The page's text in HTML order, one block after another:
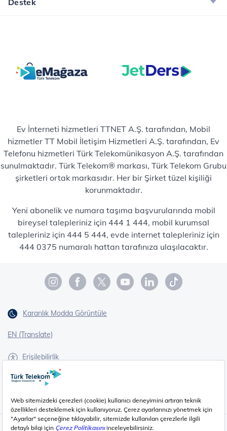
Ev İnterneti hizmetleri TTNET A.Ş. tarafından, Mobil
hizmetler TT Mobil İletişim Hizmetleri A.Ş. tarafından, Ev
Telefonu hizmetleri Türk Telekomünikasyon A.Ş. tarafından
sunulmaktadır. Türk Telekom® markası, Türk Telekom Grubu
şirketleri ortak markasıdır. Her bir Şirket tüzel kişiliği
korunmaktadır.
Yeni abonelik ve numara taşıma başvurularında mobil
bireysel talepleriniz için 444 1 444, mobil kurumsal
talepleriniz için 444 5 444, evde internet talepleriniz için
444 0375 numaralı hattan tarafınıza ulaşılacaktır.
Karanlık Modda Görüntüle
EN (Translate)
Erişilebilirlik
İşaret Dili Çevirisi